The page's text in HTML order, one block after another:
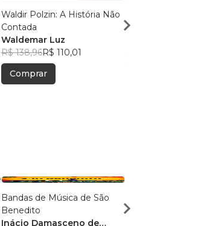
Waldir Polzin: A História Não
Contada
Waldemar Luz
R$ 138,96R$ 110,01
Comprar
Contada pb
Bandas de Música de São
Benedito
Inácio Damasceno de
Clássicos do Rock -